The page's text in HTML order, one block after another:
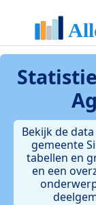
Bekijk de
gemeente
tabellen en
en een